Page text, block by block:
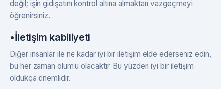
değil; işin gidişatını kontrol altına almaktan vazgeçmeyi
öğrenirsiniz.
•İletişim kabiliyeti
Diğer insanlar ile ne kadar iyi bir iletişim elde ederseniz edin,
bu her zaman olumlu olacaktır. Bu yüzden iyi bir iletişim
oldukça önemlidir.